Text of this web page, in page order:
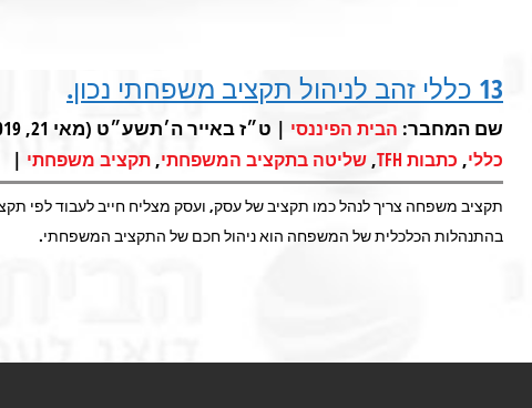
13 כללי זהב לניהול תקציב משפחתי נכון.
שם המחבר: הבית הפיננסי | ט״ז באייר ה׳תשע״ט (מאי 21, 2019) |
כללי, כתבות TFH , שליטה בתקציב המשפחתי, תקציב משפחתי |
תקציב משפחה צריך לנהל כמו תקציב של עסק, ועסק מצליח חייב לעבוד לפי
בהתנהלות הכלכלית של המשפחה הוא ניהול חכם של התקציב המשפחתי.